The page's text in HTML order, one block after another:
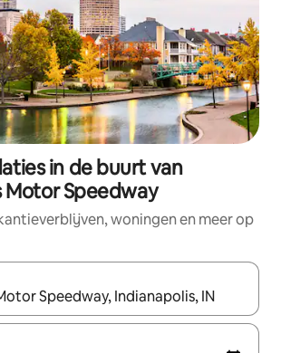
in de buurt van
Motor Speedway
woningen en meer op
beschikbaar zijn, maak je een keuze